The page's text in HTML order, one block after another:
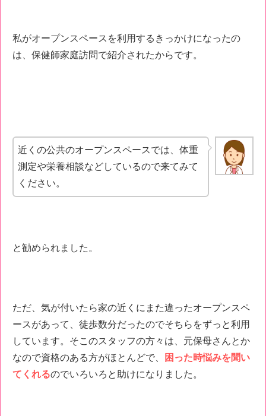
私がオープンスペースを利用するきっかけになったの
は、保健師家庭訪問で紹介されたからです。
近くの公共のオープンスペースでは、体重
測定や栄養相談などしているので来てみて
ください。
と勧められました。
ただ、気が付いたら家の近くにまた違ったオープンスペ
ースがあって、徒歩数分だったのでそちらをずっと利用
しています。そこのスタッフの方々は、元保母さんとか
なので資格のある方がほとんどで、
困った時悩みを聞い
てくれるのでいろいろと助けになりました。